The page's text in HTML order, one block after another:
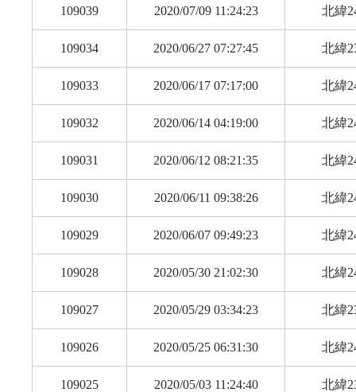
109039 2020/07/09 11:24:23 北緯
109034 2020/06/27 07:27:45 北緯
109033 2020/06/17 07:17:00 北緯
109032 2020/06/14 04:19:00 北緯
109031 2020/06/12 08:21:35 北緯
109030 2020/06/11 09:38:26 北緯
109029 2020/06/07 09:49:23 北緯
109028 2020/05/30 21:02:30 北緯
109027 2020/05/29 03:34:23 北緯
109026 2020/05/25 06:31:30 北緯
109025 2020/05/03 11:24:40 北緯